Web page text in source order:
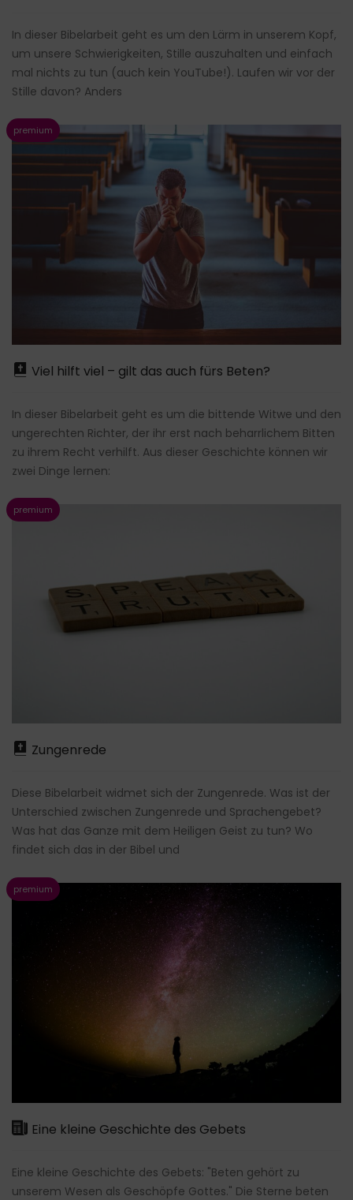
In dieser Bibelarbeit geht es um den Lärm in unserem Kopf,
um unsere Schwierigkeiten, Stille auszuhalten und einfach
mal nichts zu tun (auch kein YouTube!). Laufen wir vor der
Stille davon? Anders
Viel hilft viel – gilt das auch fürs Beten?
In dieser Bibelarbeit geht es um die bittende Witwe und den
ungerechten Richter, der ihr erst nach beharrlichem Bitten
zu ihrem Recht verhilft. Aus dieser Geschichte können wir
zwei Dinge lernen:
Zungenrede
Diese Bibelarbeit widmet sich der Zungenrede. Was ist der
Unterschied zwischen Zungenrede und Sprachengebet?
Was hat das Ganze mit dem Heiligen Geist zu tun? Wo
findet sich das in der Bibel und
Eine kleine Geschichte des Gebets
Eine kleine Geschichte des Gebets: "Beten gehört zu
unserem Wesen als Geschöpfe Gottes." Die Sterne beten